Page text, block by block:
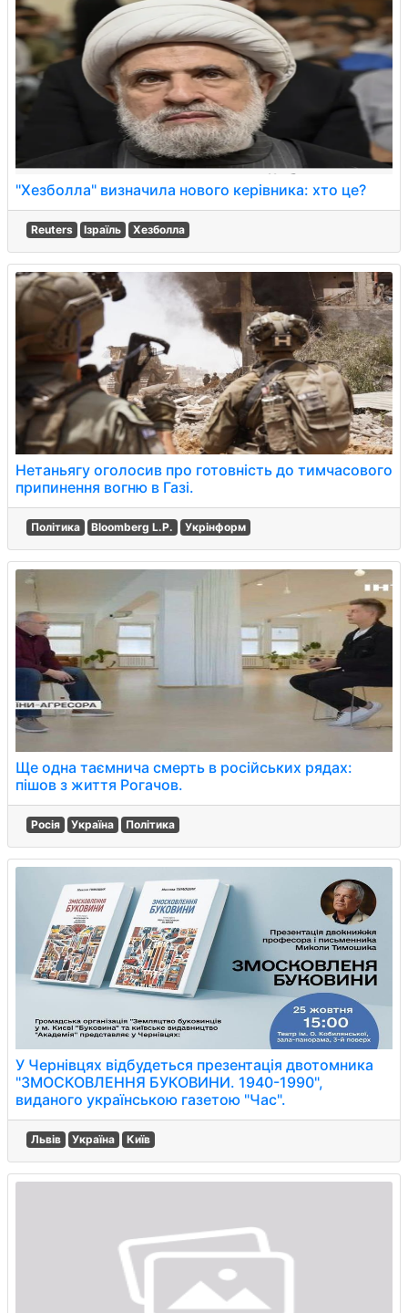
"Хезболла" визначила нового керівника: хто це?
Reuters Ізраїль Хезболла
Нетаньягу оголосив про готовність до тимчасового
припинення вогню в Газі.
Політика Bloomberg L.P. Укрінформ
Ще одна таємнича смерть в російських рядах:
пішов з життя Рогачов.
Росія Україна Політика
У Чернівцях відбудеться презентація двотомника
"ЗМОСКОВЛЕННЯ БУКОВИНИ. 1940-1990",
виданого українською газетою "Час".
Львів Україна Київ